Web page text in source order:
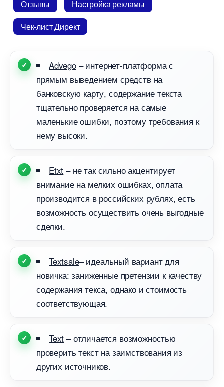
Отзывы
Настройка рекламы
Чек-лист Директ
Advego– интернет-платформа с
прямым выведением средств на
анковскую карту, содержание текста
тщательно проверяется на самые
маленькие ошибки, поэтому требования к
нему высоки.
Etxt – не так сильно акцентирует
нимание на мелких ошибках, оплата
производится в российских рублях, есть
озможность осуществить очень выгодные
сделки.
Textsale– идеальный вариант для
новичка: заниженные претензии к качеству
содержания текса, однако и стоимость
соответствующая.
Text – отличается возможностью
проверить текст на заимствования из
других источников.